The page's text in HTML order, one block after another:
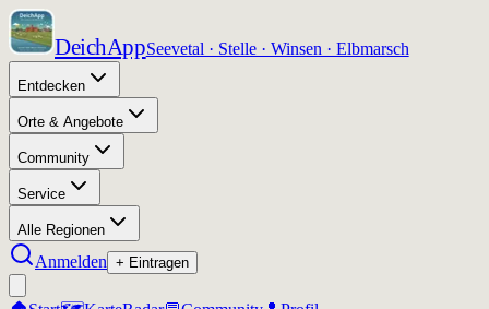
DeichAppSeevetal · Stelle · Winsen · Elbmarsch
Entdecken
Orte & Angebote
Community
Service
Alle Regionen
Anmelden + Eintragen